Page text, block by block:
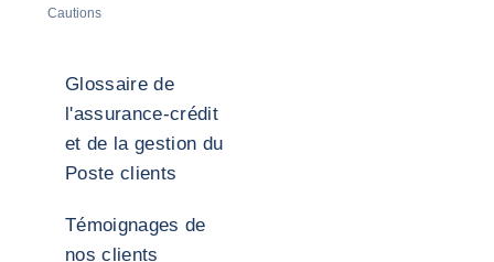
Cautions
Glossaire de
l'assurance-crédit
et de la gestion du
Poste clients
Témoignages de
nos clients